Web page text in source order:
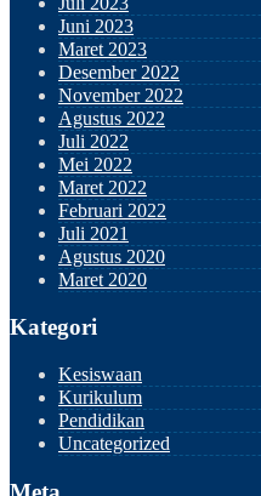
Juni 2023
Maret 2023
Desember 2022
November 2022
Agustus 2022
Juli 2022
Mei 2022
Maret 2022
Februari 2022
Juli 2021
Agustus 2020
Maret 2020
Kategori
Kesiswaan
Kurikulum
Pendidikan
Uncategorized